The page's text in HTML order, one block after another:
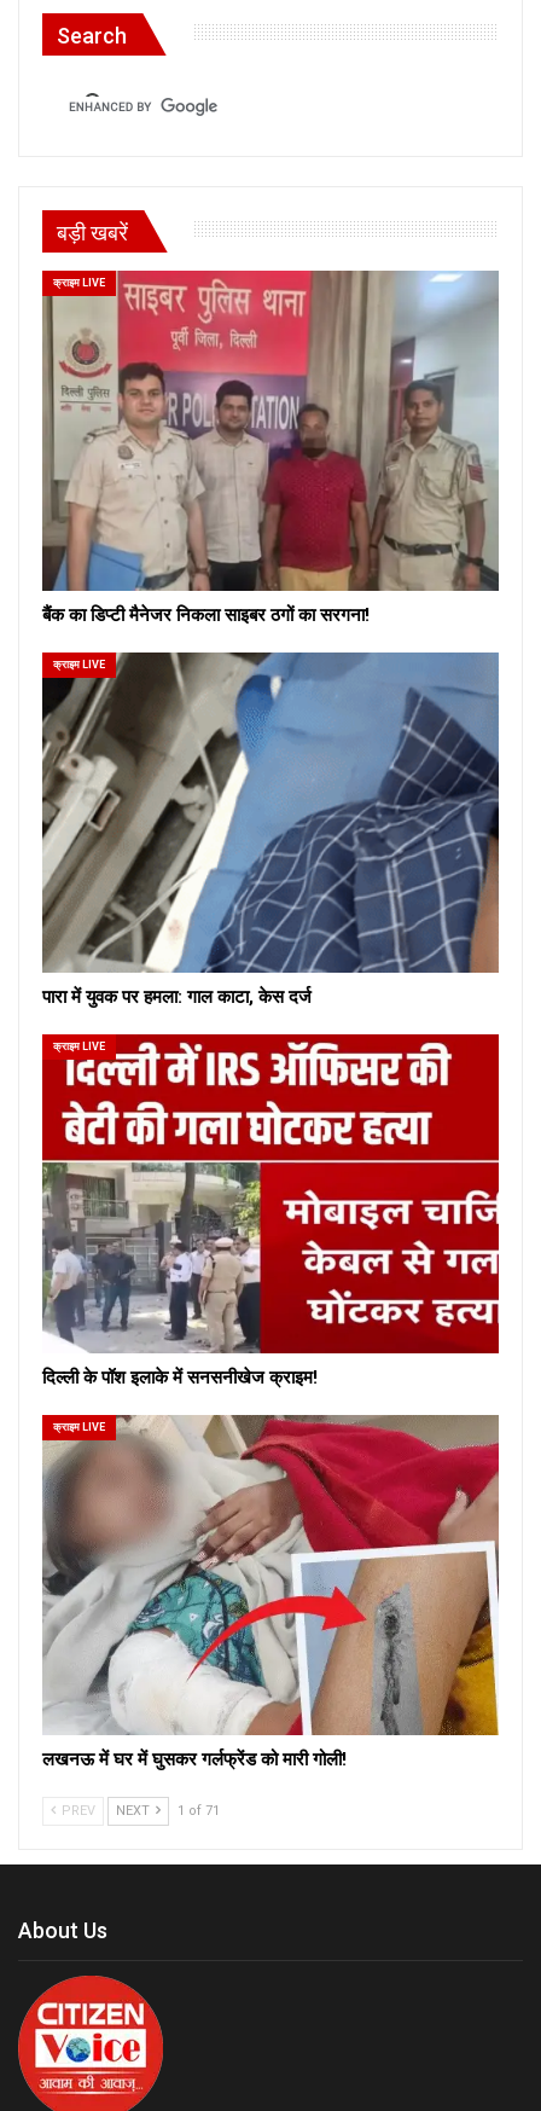
Search
बड़ी खबरें
क्राइम LIVE
बैंक का डिप्टी मैनेजर निकला साइबर ठगों का सरगना!
क्राइम LIVE
पारा में युवक पर हमला: गाल काटा, केस दर्ज
क्राइम LIVE
दिल्ली के पॉश इलाके में सनसनीखेज क्राइम!
क्राइम LIVE
लखनऊ में घर में घुसकर गर्लफ्रेंड को मारी गोली!
PREV NEXT 1 of 71
About Us